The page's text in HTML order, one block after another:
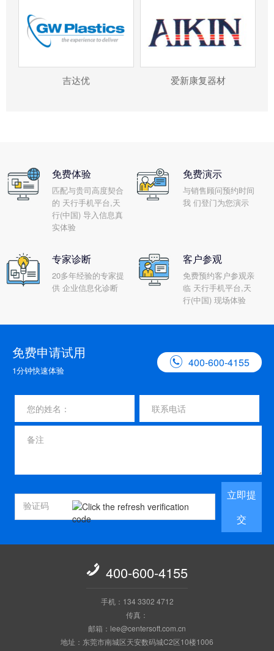
吉达优 爱新康复器材
免费体验
匹配与贵司高度契合
的 天行手机平台,天
行(中国) 导入信息真
实体验
免费演示
与销售顾问预约时间
我 们登门为您演示
专家诊断
20多年经验的专家提
供 企业信息化诊断
客户参观
免费预约客户参观亲
临 天行手机平台,天
行(中国) 现场体验
免费申请试用
1分钟快速体验
 400-600-4155
立即提
交
 400-600-4155
手机：134 3302 4712
传真：
邮箱：lee@centersoft.com.cn
地址：东莞市南城区天安数码城C2区10楼1006